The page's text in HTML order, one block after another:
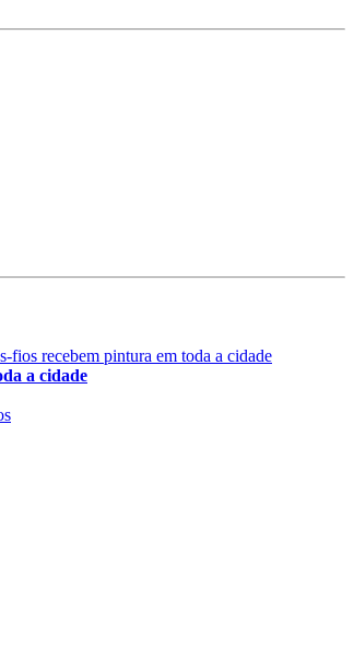
a cidade